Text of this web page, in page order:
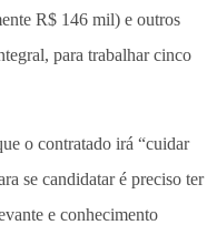
R$ 146 mil) e outros
para trabalhar cinco
o contratado irá “cuidar
se candidatar é preciso ter
e conhecimento